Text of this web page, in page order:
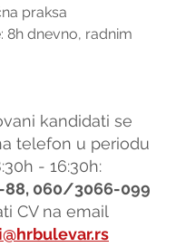
praksa
8h dnevno, radnim
kandidati se
telefon u periodu
- 16:30h:
88, 060/3066-099
CV na email